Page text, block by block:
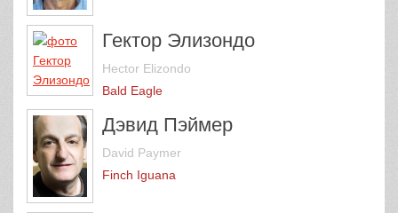
Гектор Элизондо
Hector Elizondo
Bald Eagle
Дэвид Пэймер
David Paymer
Finch Iguana